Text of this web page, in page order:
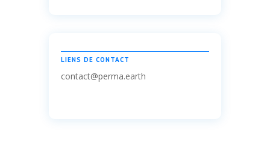
LIENS DE CONTACT
contact@perma.earth